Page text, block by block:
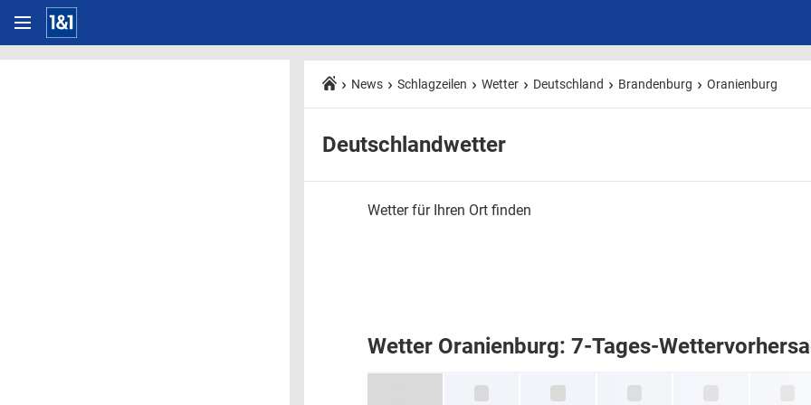
News Schlagzeilen Wetter Deutschland Brandenburg Oranienburg
Deutschlandwetter
Wetter für Ihren Ort finden
Wetter Oranienburg: 7-Tages-